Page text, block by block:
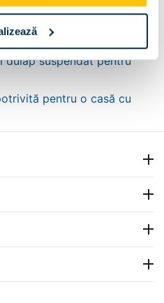
dulap suspendat pentru
pentru o casă cu